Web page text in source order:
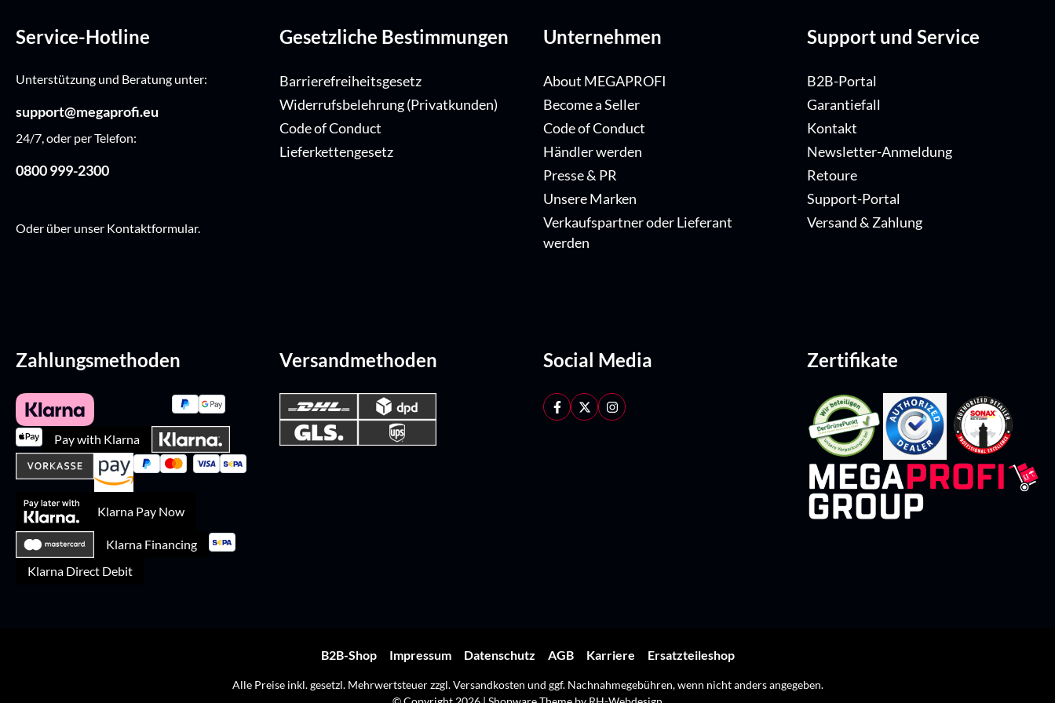
Service-Hotline
Unterstützung und Beratung unter:
support@megaprofi.eu
24/7, oder per Telefon:
0800 999-2300
Oder über unser Kontaktformular.
Gesetzliche Bestimmungen
Barrierefreiheitsgesetz
Widerrufsbelehrung (Privatkunden)
Code of Conduct
Lieferkettengesetz
Unternehmen
About MEGAPROFI
Become a Seller
Code of Conduct
Händler werden
Presse & PR
Unsere Marken
Verkaufspartner oder Lieferant
werden
Support und Service
B2B-Portal
Garantiefall
Kontakt
Newsletter-Anmeldung
Retoure
Support-Portal
Versand & Zahlung
Zahlungsmethoden
Pay with Klarna
Klarna Pay Now
Klarna Financing
Klarna Direct Debit
Versandmethoden Social Media Zertifikate
B2B-Shop Impressum Datenschutz AGB Karriere Ersatzteileshop
Alle Preise inkl. gesetzl. Mehrwertsteuer zzgl.Versandkosten und ggf. Nachnahmegebühren, wenn nicht anders angegeben.